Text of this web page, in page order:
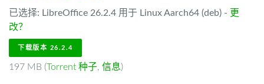
已选择: LibreOffice 26.2.4 用于 Linux Aarch64 (deb) - 更
改？
下载版本 26.2.4
197 MB (Torrent 种子, 信息)